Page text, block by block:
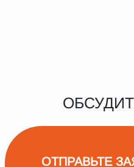
ОТПРАВЬТЕ